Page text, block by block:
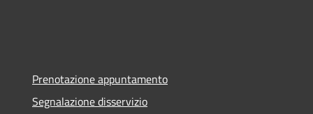
Prenotazione appuntamento
Segnalazione disservizio